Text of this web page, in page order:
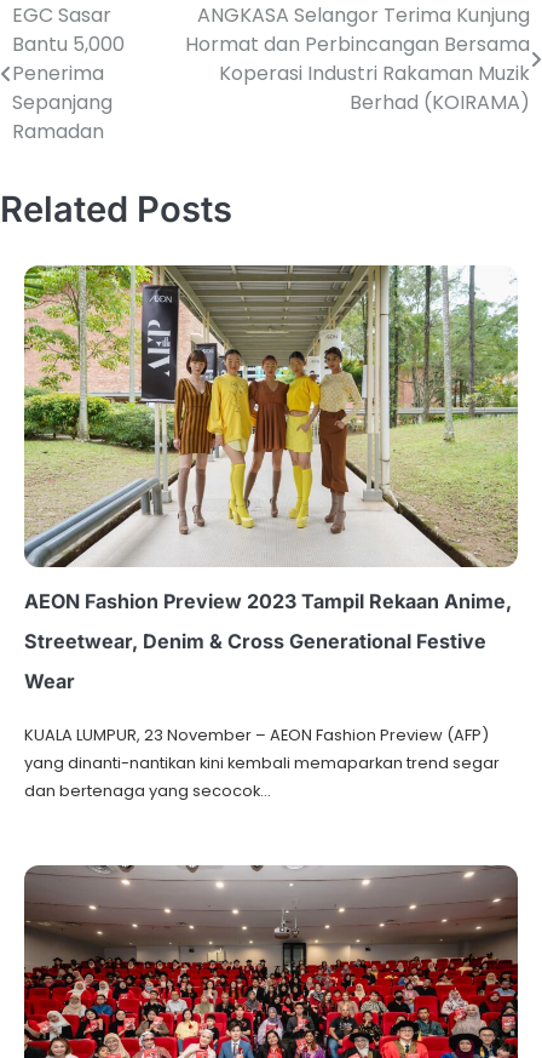
EGC Sasar
Bantu 5,000
Penerima
Sepanjang
Ramadan
ANGKASA Selangor Terima Kunjung
Hormat dan Perbincangan Bersama
Koperasi Industri Rakaman Muzik
Berhad (KOIRAMA)
Related Posts
AEON Fashion Preview 2023 Tampil Rekaan Anime,
Streetwear, Denim & Cross Generational Festive
Wear
KUALA LUMPUR, 23 November – AEON Fashion Preview (AFP)
yang dinanti-nantikan kini kembali memaparkan trend segar
dan bertenaga yang secocok…